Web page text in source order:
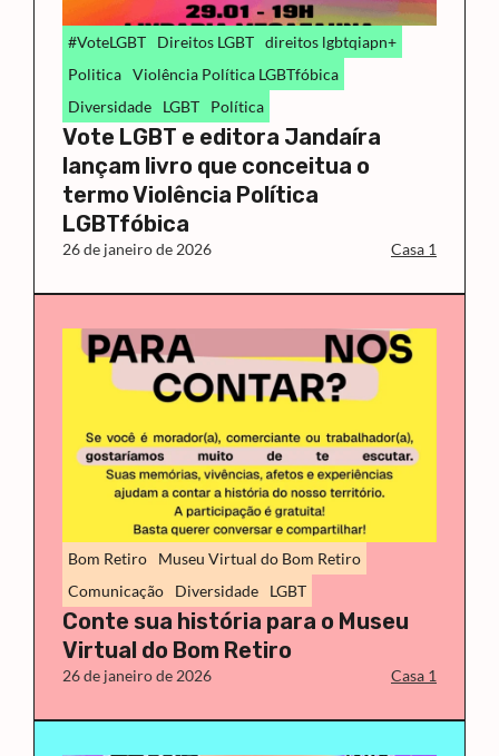
#VoteLGBT Direitos LGBT direitos lgbtqiapn+
Politica Violência Política LGBTfóbica
Diversidade
LGBT Política
Vote LGBT e editora Jandaíra
lançam livro que conceitua o
termo Violência Política
LGBTfóbica
26 de janeiro de 2026 Casa 1
Bom Retiro
Museu Virtual do Bom Retiro
Comunicação
Diversidade LGBT
Conte sua história para o Museu
Virtual do Bom Retiro
26 de janeiro de 2026 Casa 1